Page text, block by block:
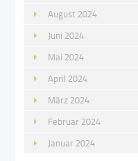
August 2024
Juni 2024
Mai 2024
April 2024
März 2024
Februar 2024
Januar 2024